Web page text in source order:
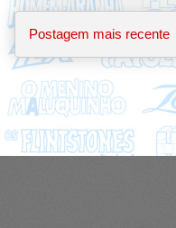
Postagem mais recente